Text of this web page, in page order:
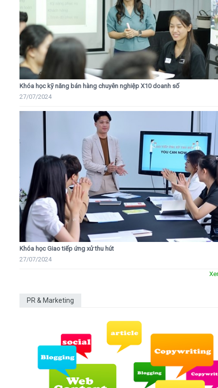
Khóa học kỹ năng bán hàng chuyên nghiệp X10 doanh số
27/07/2024
Khóa học Giao tiếp ứng xử thu hút
27/07/2024
PR & Marketing